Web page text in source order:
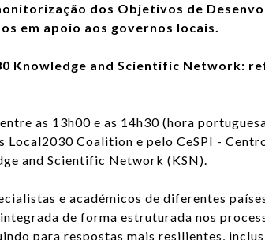
dos Objetivos de
em apoio aos governos locais.
Knowledge and Scientific Network:
as 13h00 e as 14h30 (hora
Local2030 Coalition e pelo CeSPI -
and Scientific Network (KSN).
e académicos de diferentes
de forma estruturada nos
para respostas mais resilientes,